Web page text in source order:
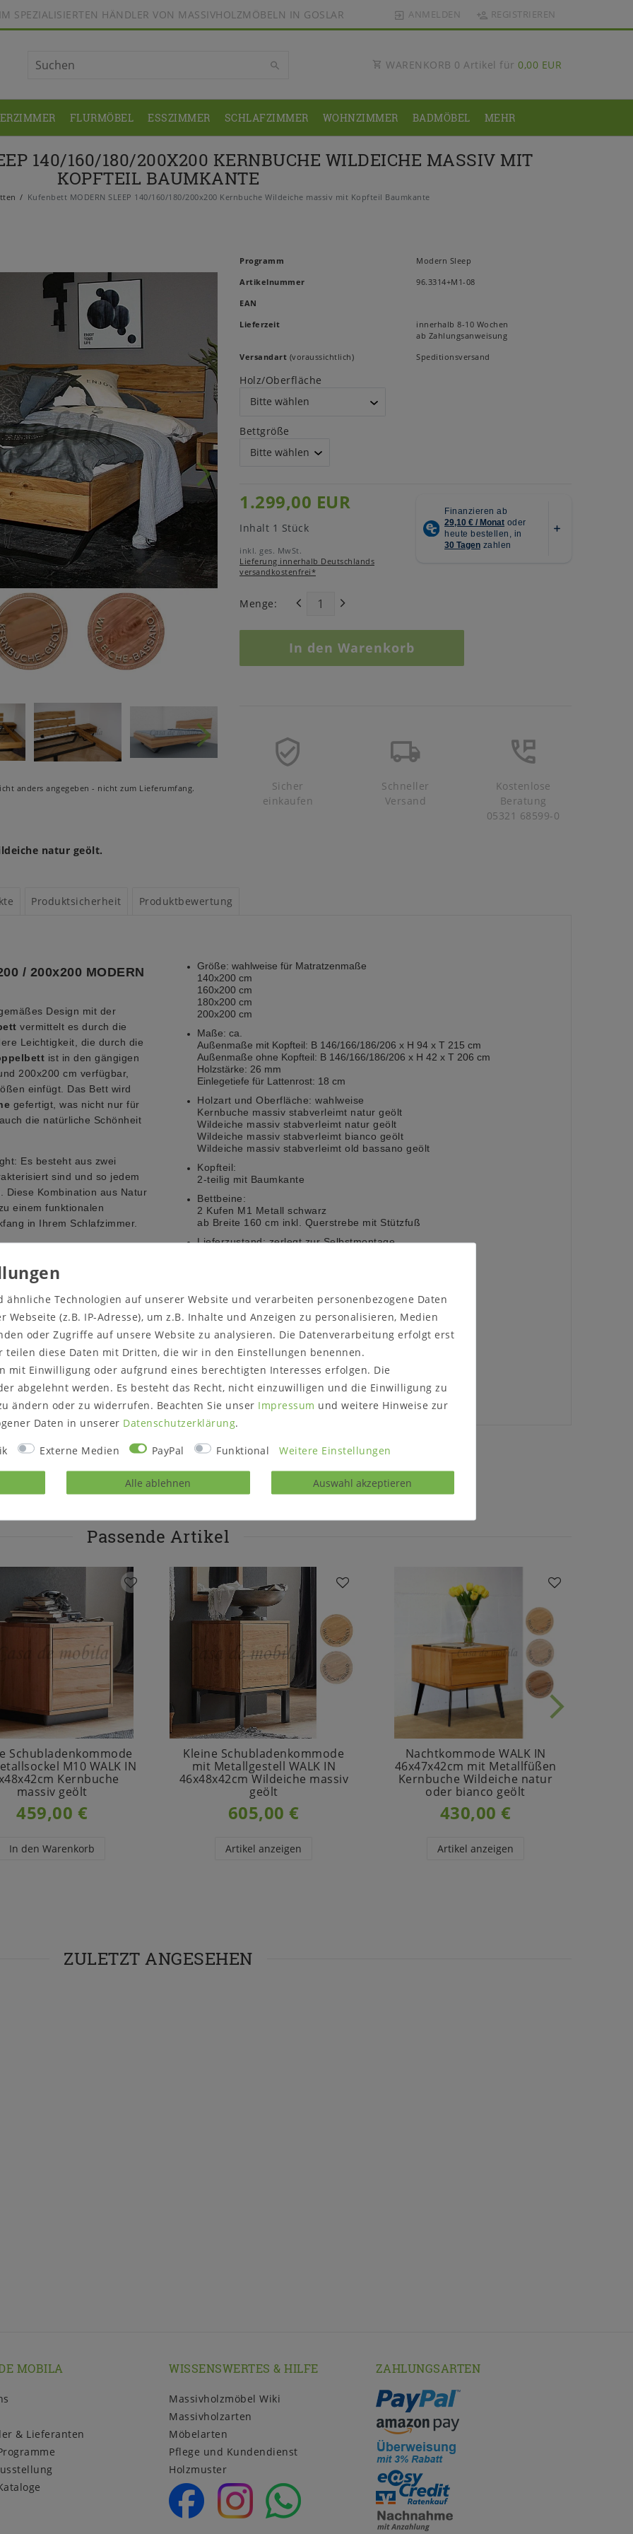
SPEZIALISIERTEN HÄNDLER VON MASSIVHOLZMÖBELN IN GOSLAR ANMELDEN REGISTRIEREN
WARENKORB 0 Artikel für 0,00 EUR
FLURMÖBEL ESSZIMMER SCHLAFZIMMER WOHNZIMMER BADMÖBEL MEHR
140/160/180/200X200 KERNBUCHE WILDEICHE MASSIV MIT
KOPFTEIL BAUMKANTE
Kufenbett MODERN SLEEP 140/160/180/200x200 Kernbuche Wildeiche massiv mit Kopfteil Baumkante
anders angegeben - nicht zum Lieferumfang.
Programm
Modern Sleep
Artikelnummer
96.3314+M1-08
EAN
Lieferzeit
innerhalb 8-10 Wochen
ab Zahlungsanweisung
Versandart (voraussichtlich) Speditionsversand
Holz/Oberfläche
Bettgröße
1.299,00 EUR
Inhalt 1 Stück
inkl. ges. MwSt.
Lieferung innerhalb Deutschlands
versandkostenfrei*
Menge:
In den Warenkorb
Sicher
einkaufen
Schneller
Versand
Kostenlose
Beratung
05321 68599-0
natur geölt.
Produktsicherheit Produktbewertung
/ 200x200 MODERN
Design mit der
vermittelt es durch die
Leichtigkeit, die durch die
ist in den gängigen
200x200 cm verfügbar,
einfügt. Das Bett wird
gefertigt, was nicht nur für
die natürliche Schönheit
Es besteht aus zwei
sind und so jedem
Diese Kombination aus Natur
einem funktionalen
in Ihrem Schlafzimmer.
seine solide
lange Lebensdauer
Ästhetik machen
für alle, die Wert auf
Balance und bietet Ihnen
Wohlfühloase zu
können.
Größe: wahlweise für Matratzenmaße
140x200 cm
160x200 cm
180x200 cm
200x200 cm
Maße: ca.
Außenmaße mit Kopfteil: B 146/166/186/206 x H 94 x T 215 cm
Außenmaße ohne Kopfteil: B 146/166/186/206 x H 42 x T 206 cm
Holzstärke: 26 mm
Einlegetiefe für Lattenrost: 18 cm
Holzart und Oberfläche: wahlweise
Kernbuche massiv stabverleimt natur geölt
Wildeiche massiv stabverleimt natur geölt
Wildeiche massiv stabverleimt bianco geölt
Wildeiche massiv stabverleimt old bassano geölt
Kopfteil:
2-teilig mit Baumkante
Bettbeine:
2 Kufen M1 Metall schwarz
ab Breite 160 cm inkl. Querstrebe mit Stützfuß
Lieferzustand:zerlegt zur Selbstmontage
Gerne können Sie uns kontaktieren
Passende Artikel
Schubladenkommode
M10 WALK IN
Kernbuche
massiv geölt
459,00 €
In den Warenkorb
Kleine Schubladenkommode
mit Metallgestell WALK IN
46x48x42cm Wildeiche massiv
geölt
605,00 €
Artikel anzeigen
Nachtkommode WALK IN
46x47x42cm mit Metallfüßen
Kernbuche Wildeiche natur
oder bianco geölt
430,00 €
Artikel anzeigen
ZULETZT ANGESEHEN
MOBILA
& Lieferanten
WISSENSWERTES & HILFE
Massivholzmöbel Wiki
Massivholzarten
Möbelarten
Pflege und Kundendienst
Holzmuster
ZAHLUNGSARTEN
ähnliche Technologien auf unserer Website und verarbeiten personenbezogene Daten
Webseite (z.B. IP-Adresse), um z.B. Inhalte und Anzeigen zu personalisieren, Medien
oder Zugriffe auf unsere Website zu analysieren. Die Datenverarbeitung erfolgt erst
teilen diese Daten mit Dritten, die wir in den Einstellungen benennen.
mit Einwilligung oder aufgrund eines berechtigten Interesses erfolgen. Die
abgelehnt werden. Es besteht das Recht, nicht einzuwilligen und die Einwilligung zu
ändern oder zu widerrufen. Beachten Sie unser Impressum und weitere Hinweise zur
Daten in unserer Daten­schutz­erklärung.
Externe Medien PayPal Funktional Weitere Einstellungen
Alle ablehnen Auswahl akzeptieren